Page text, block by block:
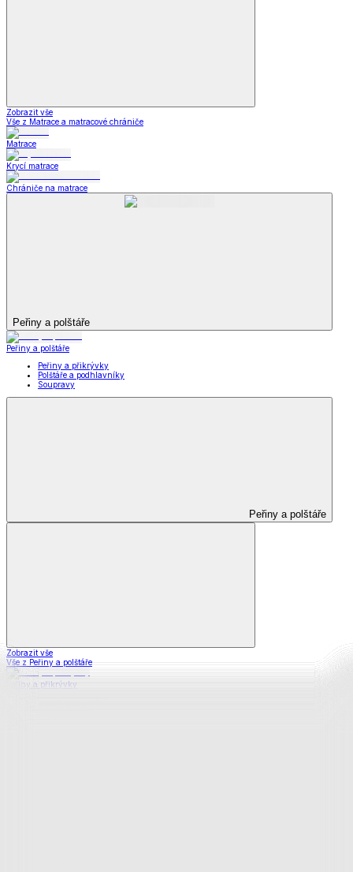
Zobrazit vše
Vše z Matrace a matracové chrániče
Matrace
Krycí matrace
Chrániče na matrace
Peřiny a polštáře
Peřiny a polštáře
Peřiny a přikrývky
Polštáře a podhlavníky
Soupravy
Peřiny a polštáře
Zobrazit vše
Vše z Peřiny a polštáře
Peřiny a přikrývky